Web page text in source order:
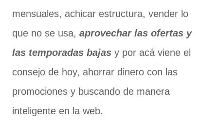
mensuales, achicar estructura, vender lo
que no se usa, aprovechar las ofertas y
las temporadas bajas y por acá viene el
consejo de hoy, ahorrar dinero con las
promociones y buscando de manera
inteligente en la web.